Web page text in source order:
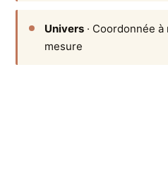
Univers · Coordonnée
mesure